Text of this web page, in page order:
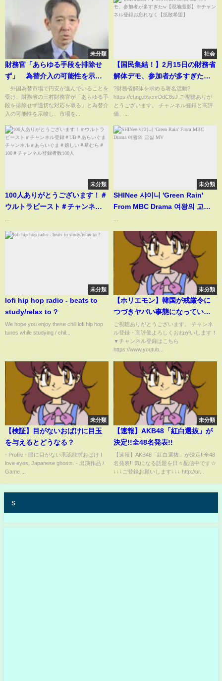
未分類
財務官「あらゆる手段を排除せ
ず」 為替介入の可能性を示
唆 円安の急伸受け(2026年1月
14日)
外国為替市場で円安が進んでいることを
受け、財務省の三村財務官が「あらゆる手
段を排除せず適切な対応を取る」と為替介
入の可能性を示唆し、市場を...
社会
【国民集結！】2月15日の財務省
解体デモ、参加者が多すぎた
w【現地撮影】※チャンネル登録
お忘れなく【拡散希望】
?財務省解体を求める署名活動?
https://chng.it/scnrDdC8sJ ご視聴ありが
とうございます。 チャンネル登録と高評
価、...
未分類
100人ありがとうございます！＃
ウルトラビースト＃チャンネル
ル＃あらいぐま＃嬉しい＃草む
ら＃100＃チャンネル登録者数
未分類
SHINee 샤이니 'Green Rain'
From MBC Drama 여왕의 교실
未分類
lofi hip hop radio - beats to
study/relax to ?
We hope you enjoy these chill lofi hip hop
tunes while studying / chil...
未分類
【ホリエモン】韓国が戒厳令に
つづきヤバい事態になっていま
す…【堀江貴文 切り抜き】
ご視聴ありがとうございます。 チャンネ
ル登録・高評価よろしくおねがいします！
▼チャンネル登録はこちら
https://www.youtub...
未分類
【検証】目がないおばけに目玉
を与えるとどうなる？
- Profile - 眼に目がない承認欲求おばけ I
love eyes, Japanese ghosts. - 出演作品 /
Game ...
未分類
【速報】AKB48「紅白選抜」が
決定!!全48名発表!!
【速報】AKB48「紅白選抜」が決定!!全48
名発表!! 気になる話題を日々配信中です☆
↓↓↓ご登録お願いします↓↓↓ http://ur...
s